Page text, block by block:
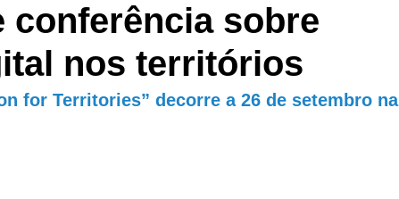
conferência sobre
nos territórios
for Territories” decorre a 26 de setembro na